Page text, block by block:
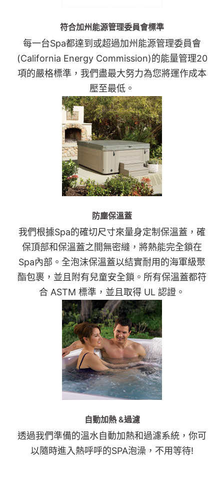
符合加州能源管理委員會標準
每一台Spa都達到或超過加州能源管理委員會
(California Energy Commission)的能量管理20
項的嚴格標準，我們盡最大努力為您將運作成本
壓至最低。
防塵保溫蓋
我們根據Spa的確切尺寸來量身定制保溫蓋，確
保頂部和保溫蓋之間無密縫，將熱能完全鎖在
Spa內部。全泡沫保溫蓋以結實耐用的海軍級聚
酯包裹，並且附有兒童安全鎖。所有保溫蓋都符
合 ASTM 標準，並且取得 UL 認證。
自動加熱 &過濾
透過我們準備的溫水自動加熱和過濾系統，你可
以隨時進入熱呼呼的SPA泡澡，不用等待!